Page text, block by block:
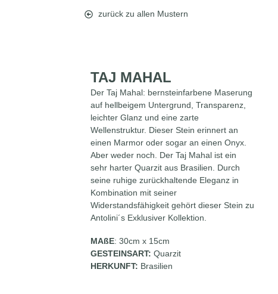
zurück zu allen Mustern
TAJ MAHAL
Der Taj Mahal: bernsteinfarbene Maserung
auf hellbeigem Untergrund, Transparenz,
leichter Glanz und eine zarte
Wellenstruktur. Dieser Stein erinnert an
einen Marmor oder sogar an einen Onyx.
Aber weder noch. Der Taj Mahal ist ein
sehr harter Quarzit aus Brasilien. Durch
seine ruhige zurückhaltende Eleganz in
Kombination mit seiner
Widerstandsfähigkeit gehört dieser Stein zu
Antolini´s Exklusiver Kollektion.
MAßE: 30cm x 15cm
GESTEINSART: Quarzit
HERKUNFT: Brasilien